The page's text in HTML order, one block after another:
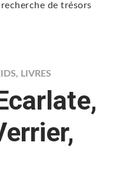
de trésors
, LIVRES